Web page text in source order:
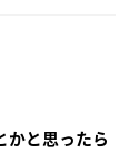
かと思ったら